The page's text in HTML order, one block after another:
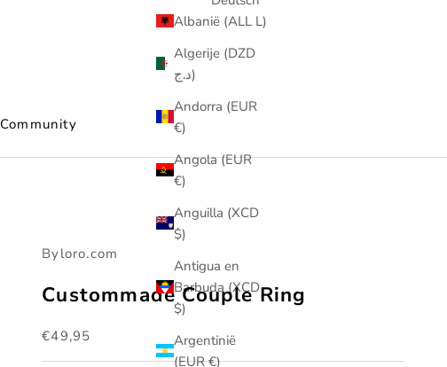
Community
Albanië (ALL L)
Algerije (DZD
د.ج)
Andorra (EUR
€)
Angola (EUR
€)
Anguilla (XCD
$)
Antigua en
Barbuda (XCD
$)
Argentinië
(EUR €)
Byloro.com
Custommade Couple Ring
Aanbiedingsprijs
€49,95